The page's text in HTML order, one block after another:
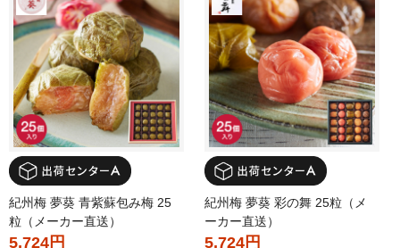
紀州梅 夢葵 青紫蘇包み梅 25
粒（メーカー直送）
5,724円
紀州梅 夢葵 彩の舞 25粒（メ
ーカー直送）
5,724円